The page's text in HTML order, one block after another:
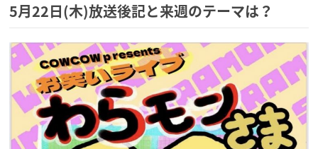
5月22日(木)放送後記と来週のテーマは？